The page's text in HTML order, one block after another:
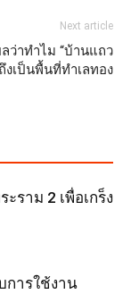
Next article
ว่าทำไม “บ้านแถว
งเป็นพื้นที่ทำเลทอง
ราม 2 เพื่อเกร็ง
การใช้งาน